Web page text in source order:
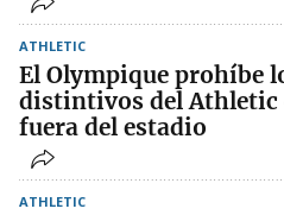
ATHLETIC
El Olympique prohíbe
distintivos del Athletic
fuera del estadio
ATHLETIC